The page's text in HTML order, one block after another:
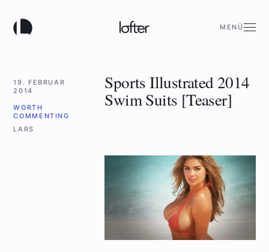
MENÜ
19. FEBRUAR
2014
WORTH
COMMENTING
LARS
Sports Illustrated 2014
Swim Suits [Teaser]